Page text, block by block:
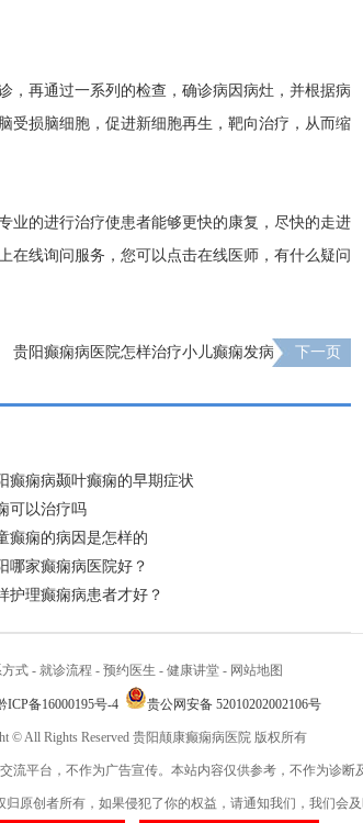
，再通过一系列的检查，确诊病因病灶，并根据病
受损脑细胞，促进新细胞再生，靶向治疗，从而缩
业的进行治疗使患者能够更快的康复，尽快的走进
在线询问服务，您可以点击在线医师，有什么疑问
贵阳癫痫病医院怎样治疗小儿癫痫发病 下一页
癫痫病颞叶癫痫的早期症状
可以治疗吗
癫痫的病因是怎样的
哪家癫痫病医院好？
护理癫痫病患者才好？
式 - 就诊流程 - 预约医生 - 健康讲堂 - 网站地图
ICP备16000195号-4 贵公网安备 52010202002106号
© All Rights Reserved 贵阳颠康癫痫病医院 版权所有
流平台，不作为广告宣传。本站内容仅供参考，不作为诊断
原创者所有，如果侵犯了你的权益，请通知我们，我们会